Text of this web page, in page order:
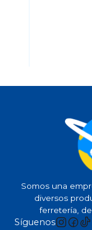
Somos una
diversos
ferretería,
Síguenos